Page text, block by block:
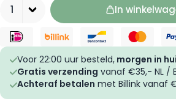
In
Voor 22:00 uur besteld, morgen in
Gratis verzending vanaf €35,- NL /
Achteraf betalen met Billink vanaf